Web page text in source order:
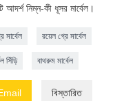
নিম্ন-কী ধূসর মার্বেল।
মার্বেল
রয়েল গ্রে মার্বেল
সিঁড়ি
বাথরুম মার্বেল
বিস্তারিত